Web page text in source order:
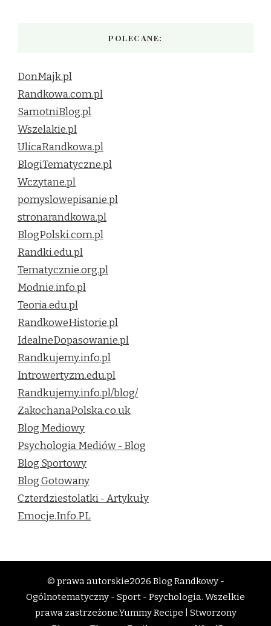
POLECANE:
DonMajk.pl
Randkowa.com.pl
SamotniBlog.pl
Wszelakie.pl
UlicaRandkowa.pl
BlogiTematyczne.pl
Wczytane.pl
pomyslowepisanie.pl
stronarandkowa.pl
BlogPolski.com.pl
Randki.edu.pl
Tematycznie.org.pl
Modnie.info.pl
Teoria.edu.pl
RandkoweHistorie.pl
IdealneDopasowanie.pl
Randkujemy.info.pl
Introwertyzm.edu.pl
Randkujemy.info.pl/blog/
ZakochanaPolska.co.uk
Blog Mediowy
Psychologia Mediów - Blog
Blog Sportowy
Blog Gotowany
Czterdziestolatki - Artykuły
Emocje.Info.PL
© prawa autorskie2026 Blog Randkowy -
Ogólnotematyczny - Sport - Psychologia. Wszelkie
prawa zastrzeżone.Yummy Recipe | Stworzony